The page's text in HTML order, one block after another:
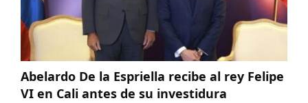
Abelardo De la Espriella recibe al rey Felipe
VI en Cali antes de su investidura